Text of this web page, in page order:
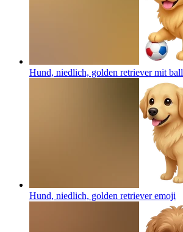
Hund, niedlich, golden retriever mit ball
Hund, niedlich, golden retrieveremoji